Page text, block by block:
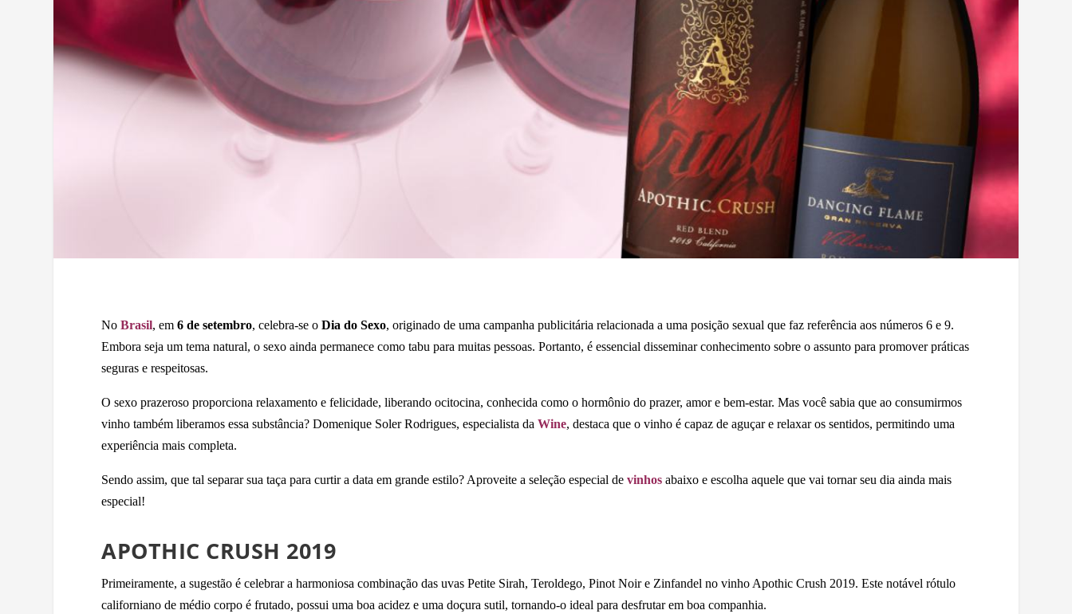
NoBrasil, em6 de setembro, celebra-se oDia do Sexo, originado de uma campanha publicitária relacionada a uma posição sexual que faz referência aos números 6 e 9.
Embora seja um tema natural, o sexo ainda permanece como tabu para muitas pessoas. Portanto, é essencial disseminar conhecimento sobre o assunto para promover práticas
seguras e respeitosas.
O sexo prazeroso proporciona relaxamento e felicidade, liberando ocitocina, conhecida como o hormônio do prazer, amor e bem-estar. Mas você sabia que ao consumirmos
vinho também liberamos essa substância? Domenique Soler Rodrigues, especialista daWine, destaca que o vinho é capaz de aguçar e relaxar os sentidos, permitindo uma
experiência mais completa.
Sendo assim, que tal separar sua taça para curtir a data em grande estilo? Aproveite a seleção especial devinhos abaixo e escolha aquele que vai tornar seu dia ainda mais
especial!
APOTHIC CRUSH 2019
Primeiramente, a sugestão é celebrar a harmoniosa combinação das uvas Petite Sirah, Teroldego, Pinot Noir e Zinfandel no vinho Apothic Crush 2019. Este notável rótulo
californiano de médio corpo é frutado, possui uma boa acidez e uma doçura sutil, tornando-o ideal para desfrutar em boa companhia.